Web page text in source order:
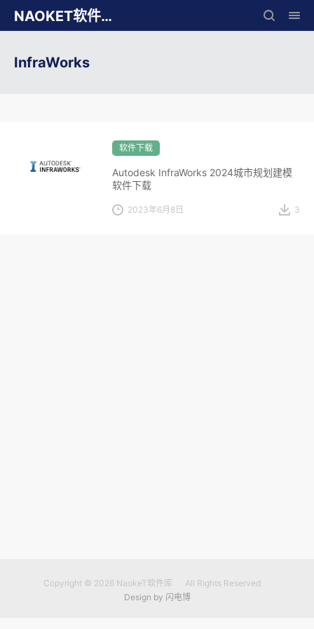
NAOKET软件库
InfraWorks
软件下载
Autodesk InfraWorks 2024城市规划建模
软件下载
2023年6月8日 3
Copyright © 2026 NaokeT软件库
All Rights Reserved
Design by 闪电博